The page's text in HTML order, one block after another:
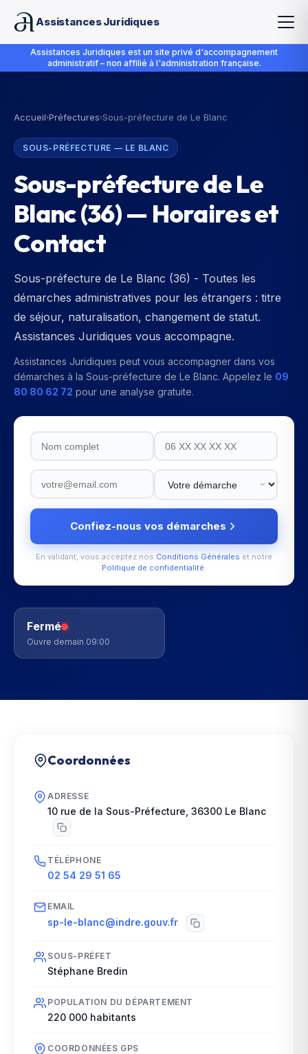
Assistances Juridiques
Assistances Juridiques est un site privé d'accompagnement
administratif – non affilié à l'administration française.
Accueil›Préfectures›Sous-préfecture de Le Blanc
SOUS-PRÉFECTURE — LE BLANC
Sous-préfecture de Le
Blanc(36) — Horaires et
Contact
Sous-préfecture de Le Blanc (36) - Toutes les
démarches administratives pour les étrangers : titre
de séjour, naturalisation, changement de statut.
Assistances Juridiques vous accompagne.
Assistances Juridiques peut vous accompagner dans vos
démarches à la Sous-préfecture de Le Blanc. Appelez le 09
80 80 62 72 pour une analyse gratuite.
Confiez-nous vos démarches
En validant, vous acceptez nos Conditions Générales et notre
Politique de confidentialité.
Fermé
Ouvre demain 09:00
Coordonnées
ADRESSE
10 rue de la Sous-Préfecture 36300 Le Blanc
TÉLÉPHONE
02 54 29 51 65
EMAIL
sp-le-blanc@indre.gouv.fr
SOUS-PRÉFET
Stéphane Bredin
POPULATION DU DÉPARTEMENT
220 000 habitants
COORDONNÉES GPS